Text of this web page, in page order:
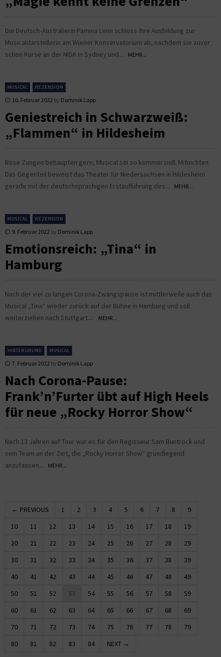
Die Deutsch-Australierin Pamina Lenn schloss ihre Ausbildung zur
Musicaldarstellerin am Wiener Konservatorium ab, nachdem sie zuvor
schon Kurse an der NIDA in Sydney und...
MEHR...
MUSICAL REZENSION
10. Februar 2022 by Dominik Lapp
Geniestreich in Schwarzweiß:
„Flammen“ in Hildesheim
Böse Zungen behaupten gern, Musical sei so kommerziell. Mitnichten.
Das Gegenteil beweist das Theater für Niedersachsen in Hildesheim
gerade mit der deutschsprachigen Erstaufführung des...
MEHR...
MUSICAL REZENSION
9. Februar 2022 by Dominik Lapp
Emotionsreich: „Tina“ in
Hamburg
Nach der viel zu langen Corona-Zwangspause ist mittlerweile auch das
Musical „Tina“ wieder zurück auf der Bühne in Hamburg und soll
weiterziehen nach Stuttgart....
MEHR...
HINTERGRUND MUSICAL
7. Februar 2022 by Dominik Lapp
Nach Corona-Pause:
Frank’n’Furter übt auf High Heels
für neue „Rocky Horror Show“
Nach 13 Jahren auf Tour war es für den Regisseur Sam Buntrock und
sein Team an der Zeit, die „Rocky Horror Show“ grundlegend
anzufassen...
MEHR...
← PREVIOUS 1 2 3 4 5 6 7 8
9
10
11 12 13 14 15 16 17 18
19
20
21 22 23 24 25 26 27 28
29
30
31 32 33 34 35 36 37 38
39
40
41 42 43 44 45 46 47 48
49
50
51 52 53 54 55 56 57 58
59
60
61 62 63 64 65 66 67 68
69
70
71 72 73 74 75 76 77 78
79
80
81 82 83 84 NEXT →